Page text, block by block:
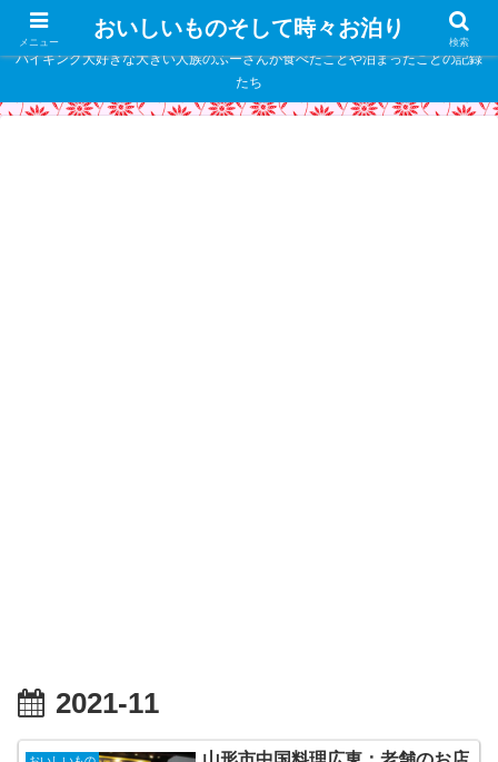
" />
バイキング大好きな大きい人族のふーさんが食べたことや泊まったことの記録
たち
2021-11
メニュー
おいしいものそして時々お泊り
検索